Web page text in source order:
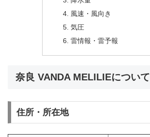
風速・風向き
気圧
雷情報・雷予報
奈良 VANDA MELILIEについて
住所・所在地